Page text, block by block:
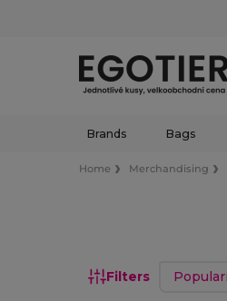
Brands Bags
Home Merchandising
Filters Sort by